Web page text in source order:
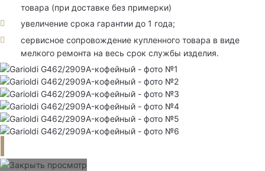
товара (при доставке без примерки)
увеличение срока гарантии до 1 года;
сервисное сопровождение купленного товара в виде
мелкого ремонта на весь срок службы изделия.